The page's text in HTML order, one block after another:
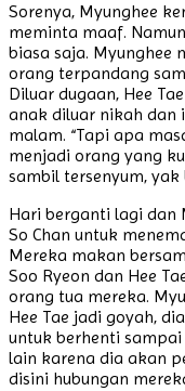
Sorenya, Myunghee
meminta maaf.
biasa saja. Myunghee
orang terpandang
Diluar dugaan, Hee
anak diluar nikah dan
malam. “Tapi apa
menjadi orang yang
sambil tersenyum, yak
Hari berganti lagi dan
So Chan untuk
Mereka makan
Soo Ryeon dan Hee
orang tua mereka.
Hee Tae jadi goyah,
untuk berhenti
lain karena dia akan
disini hubungan